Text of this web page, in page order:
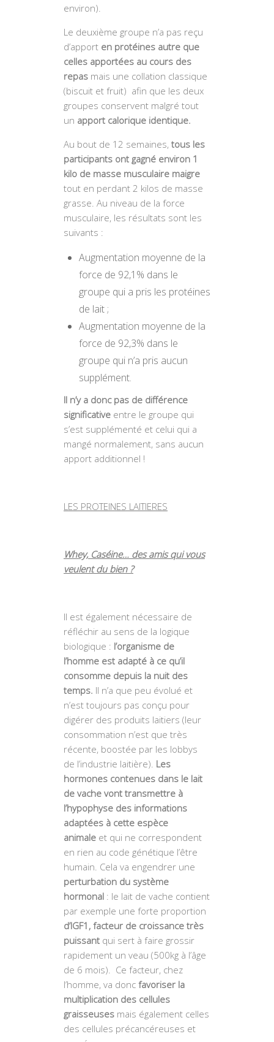
environ).
Le deuxième groupe n’a pas reçu
d’apport en protéines autre que
celles apportées au cours des
repas mais une collation classique
(biscuit et fruit) afin que les deux
groupes conservent malgré tout
un apport calorique identique.
Au bout de 12 semaines, tous les
participants ont gagné environ 1
kilo de masse musculaire maigre
tout en perdant 2 kilos de masse
grasse. Au niveau de la force
musculaire, les résultats sont les
suivants :
Augmentation moyenne de la
force de 92,1% dans le
groupe qui a pris les protéines
de lait ;
Augmentation moyenne de la
force de 92,3% dans le
groupe qui n’a pris aucun
supplément.
Il n’y a donc pas de différence
significative entre le groupe qui
s’est supplémenté et celui qui a
mangé normalement, sans aucun
apport additionnel !
LES PROTEINES LAITIERES
Whey, Caséine… des amis qui vous
veulent du bien ?
Il est également nécessaire de
réfléchir au sens de la logique
biologique : l’organisme de
l’homme est adapté à ce qu’il
consomme depuis la nuit des
temps. Il n’a que peu évolué et
n’est toujours pas conçu pour
digérer des produits laitiers (leur
consommation n’est que très
récente, boostée par les lobbys
de l’industrie laitière). Les
hormones contenues dans le lait
de vache vont transmettre à
l’hypophyse des informations
adaptées à cette espèce
animale et qui ne correspondent
en rien au code génétique l’être
humain. Cela va engendrer une
perturbation du système
hormonal : le lait de vache contient
par exemple une forte proportion
d’IGF1, facteur de croissance très
puissant qui sert à faire grossir
rapidement un veau (500kg à l’âge
de 6 mois). Ce facteur, chez
l’homme, va donc favoriser la
multiplication des cellules
graisseuses mais également celles
des cellules précancéreuses et